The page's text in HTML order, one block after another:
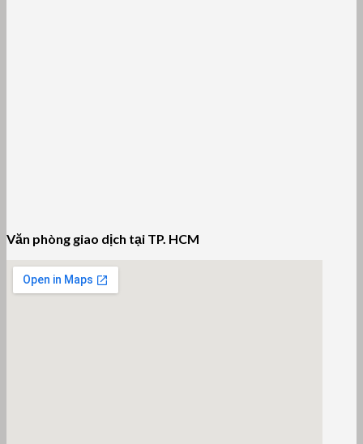
Văn phòng giao dịch tại TP. HCM